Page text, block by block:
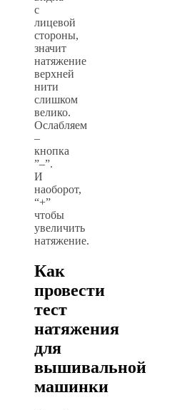
с
лицевой
стороны,
значит
натяжение
верхней
нити
слишком
велико.
Ослабляем
–
кнопка
”–”.
И
наоборот,
“+”
чтобы
увеличить
натяжение.
Как
провести
тест
натяжения
для
вышивальной
машинки